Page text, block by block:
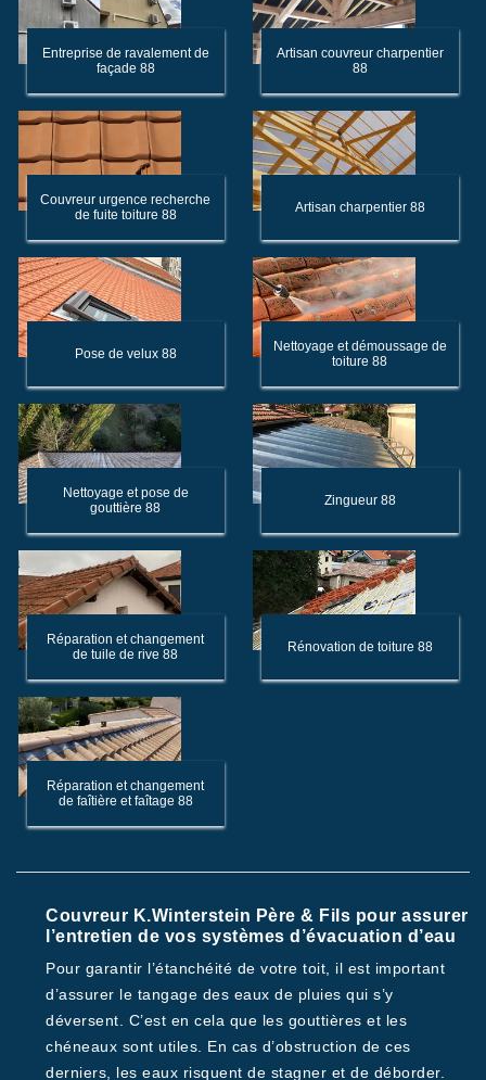
Entreprise de ravalement de
façade 88
Artisan couvreur charpentier
88
Couvreur urgence recherche
de fuite toiture 88
Artisan charpentier 88
Pose de velux 88
Nettoyage et démoussage de
toiture 88
Nettoyage et pose de
gouttière 88
Zingueur 88
Réparation et changement
de tuile de rive 88
Rénovation de toiture 88
Réparation et changement
de faîtière et faîtage 88
Couvreur K.Winterstein Père & Fils pour assurer
l’entretien de vos systèmes d’évacuation d’eau
Pour garantir l’étanchéité de votre toit, il est important
d’assurer le tangage des eaux de pluies qui s’y
déversent. C’est en cela que les gouttières et les
chéneaux sont utiles. En cas d’obstruction de ces
derniers, les eaux risquent de stagner et de déborder.